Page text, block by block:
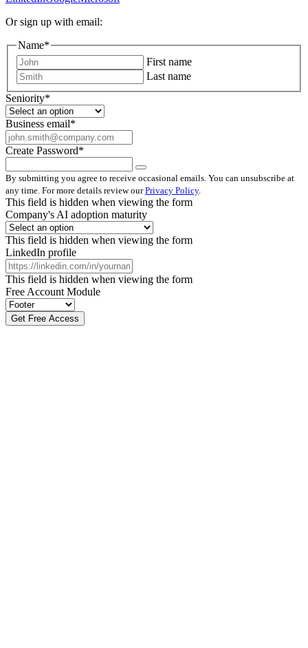
Or sign up with email:
Name*
First name
Last name
Seniority*
Business email*
Create Password*
By submitting you agree to receive occasional emails. You can unsubscribe at
any time. For more details review ourPrivacy Policy.
This field is hidden when viewing the form
Company's AI adoption maturity
This field is hidden when viewing the form
LinkedIn profile
This field is hidden when viewing the form
Free Account Module